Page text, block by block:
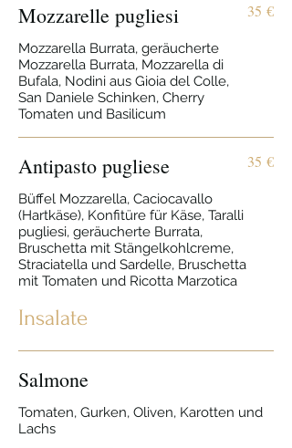
Mozzarelle pugliesi
Mozzarella Burrata, geräucherte
Mozzarella Burrata, Mozzarella di
Bufala, Nodini aus Gioia del Colle,
San Daniele Schinken, Cherry
Tomaten und Basilicum
35 €
Antipasto pugliese
Büffel Mozzarella, Caciocavallo
(Hartkäse), Konfitüre für Käse, Taralli
pugliesi, geräucherte Burrata,
Bruschetta mit Stängelkohlcreme,
Straciatella und Sardelle, Bruschetta
mit Tomaten und Ricotta Marzotica
35 €
Insalate
Salmone
Tomaten, Gurken, Oliven, Karotten und
Lachs